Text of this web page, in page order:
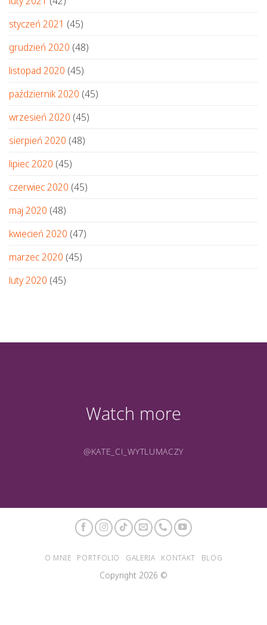
styczeń 2021 (45)
grudzień 2020 (48)
listopad 2020 (45)
październik 2020 (45)
wrzesień 2020 (45)
sierpień 2020 (48)
lipiec 2020 (45)
czerwiec 2020 (45)
maj 2020 (48)
kwiecień 2020 (47)
marzec 2020 (45)
luty 2020 (45)
Watch more
@KATE_CI_WYTLUMACZY
O MNIE PORTFOLIO GALERIA KONTAKT BLOG
Copyright 2026 ©